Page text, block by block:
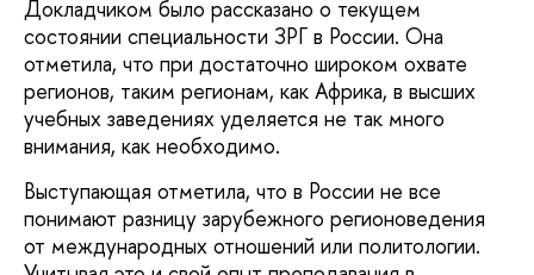
Докладчиком было рассказано о текущем
состоянии специальности ЗРГ в России. Она
отметила, что при достаточно широком охвате
регионов, таким регионам, как Африка, в высших
учебных заведениях уделяется не так много
внимания, как необходимо.
Выступающая отметила, что в России не все
понимают разницу зарубежного регионоведения
от международных отношений или политологии.